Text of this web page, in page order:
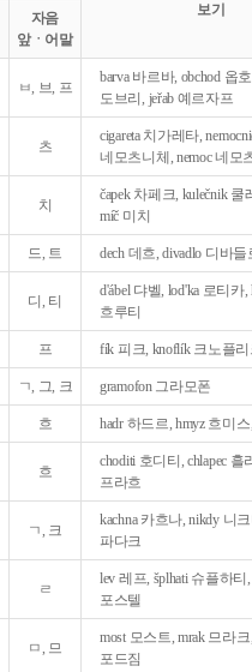
보기
자음
앞ㆍ어말
ㅂ, 브, 프
barva 바르바, obchod 옵
도브리, jeřab 예르자프
츠
cigareta 치가레타,
네모츠니체, nemoc 네모
치
čapek 차페크, kulečnik 쿨
míč 미치
드, 트 dech 데흐, divadlo 디바들
디, 티
d'ábel 댜벨, lod'ka 로티카,
흐루티
프 fík 피크, knoflík 크노플리
ㄱ, 그, 크 gramofon 그라모폰
흐 hadr 하드르, hmyz 흐미
흐
choditi 호디티, chlapec 흘
프라흐
ㄱ, 크
kachna 카흐나, nikdy 니
파다크
ㄹ
lev 레프, šplhati 슈플하티,
포스텔
ㅁ, 므
most 모스트, mrak 므라크
포드짐